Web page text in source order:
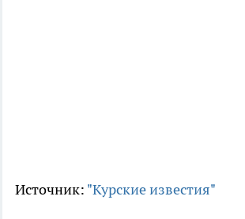
Источник: "Курские известия"